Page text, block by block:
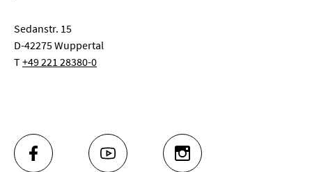
Sedanstr. 15
D-42275 Wuppertal
T+49 221 28380-0
FACEBOOK YOUTUBE INSTAGRAM